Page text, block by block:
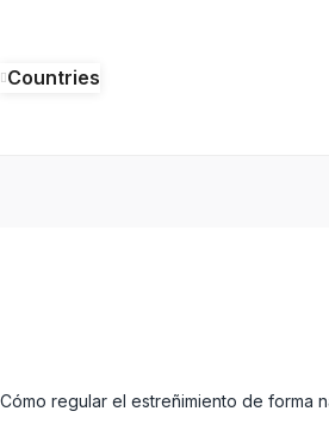
Countries
Cómo regular el estreñimiento de forma